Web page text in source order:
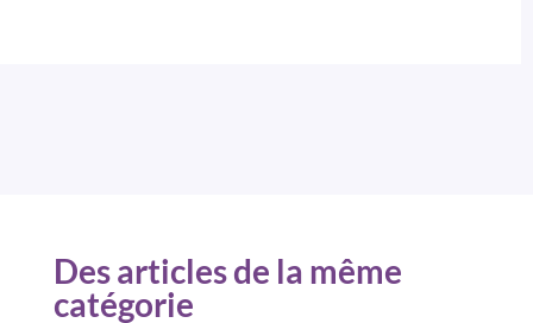
Des articles de la même
catégorie